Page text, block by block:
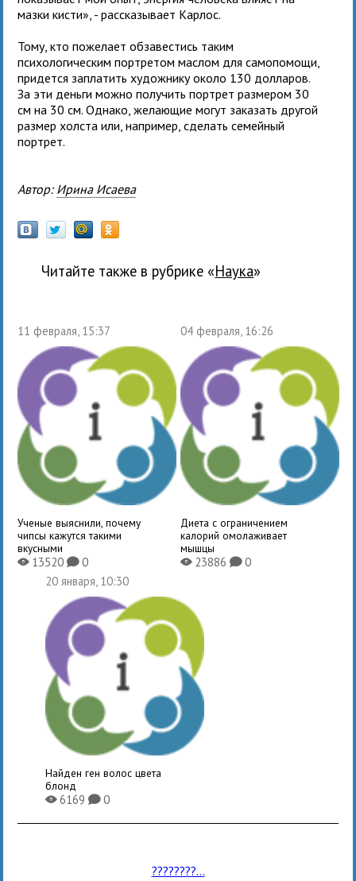
мазки кисти», - рассказывает Карлос.
Тому, кто пожелает обзавестись таким
психологическим портретом маслом для самопомощи,
придется заплатить художнику около 130 долларов.
За эти деньги можно получить портрет размером 30
см на 30 см. Однако, желающие могут заказать другой
размер холста или, например, сделать семейный
портрет.
Автор: Ирина Исаева
Читайте также в рубрике « наука»
11 февраля, 15:37
Ученые выяснили, почему
чипсы кажутся такими
вкусными
X13520K0
04 февраля, 16:26
Диета с ограничением
калорий омолаживает
мышцы
X23886 K0
20 января, 10:30
Найден ген волос цвета
блонд
X6169K0
????????...